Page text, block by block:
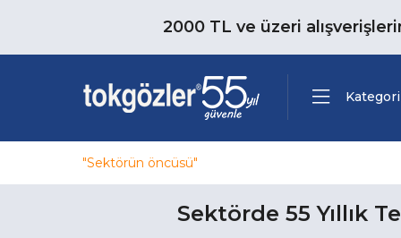
2000 TL ve üzeri
"Sektörün öncüsü"
Sektörde 55 Yıllık